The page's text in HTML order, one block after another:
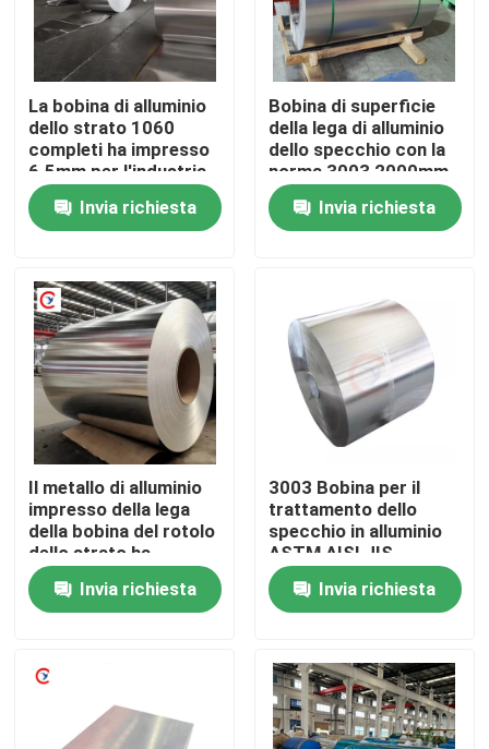
Casa
Prodotti
Chi siamo
Giro della fabbrica
Controllo di qualità
Contattaci
Richiedi un preventivo
Lamiera sottile di alluminio
bobina di alluminio dello strato
La bobina di alluminio
dello strato 1060
completi ha impresso
6.5mm per l'industria
Invia richiesta
Bobina di superficie
della lega di alluminio
dello specchio con la
norma 3003 2000mm
di ASTM
Invia richiesta
Il metallo di alluminio
impresso della lega
della bobina del rotolo
dello strato ha
personalizzato 1000 -
2000mmInvia richiesta
3003 Bobina per il
trattamento dello
specchio in alluminio
ASTM AISI JIS
BACCANO GB ASTM-
B209 6,5 mm
Invia richiesta